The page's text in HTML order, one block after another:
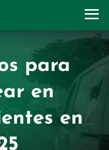
para
en
en